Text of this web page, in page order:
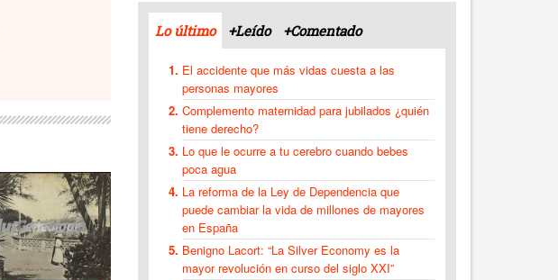
Lo último +Leído +Comentado
El accidente que más vidas cuesta a las
personas mayores
Complemento maternidad para jubilados ¿quién
tiene derecho?
Lo que le ocurre a tu cerebro cuando bebes
poca agua
La reforma de la Ley de Dependencia que
puede cambiar la vida de millones de mayores
en España
Benigno Lacort: “La Silver Economy es la
mayor revolución en curso del siglo XXI”